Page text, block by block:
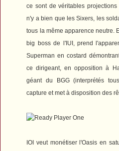
ce sont de véritables projections
n'y a bien que les Sixers, les
tous la même apparence neutre.
big boss de l'IUI, prend
Superman en costard
ce dirigeant, en opposition à
géant du
BGG(interprétés
capture et met à disposition des
IOI veut monétiser l'Oasis en